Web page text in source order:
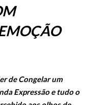
de Congelar um
Expressão e tudo o